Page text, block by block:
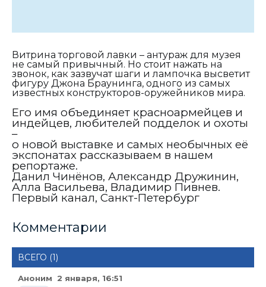
Витрина торговой лавки – антураж для музея
не самый привычный. Но стоит нажать на
звонок, как зазвучат шаги и лампочка высветит
фигуру Джона Браунинга, одного из самых
известных конструкторов-оружейников мира.
Его имя объединяет красноармейцев и
индейцев, любителей подделок и охоты
–
о новой выставке и самых необычных её
экспонатах рассказываем в нашем
репортаже.
Данил Чинёнов, Александр Дружинин,
Алла Васильева, Владимир Пивнев.
Первый канал, Санкт-Петербург
Комментарии
ВСЕГО (1)
Аноним 2 января, 16:51